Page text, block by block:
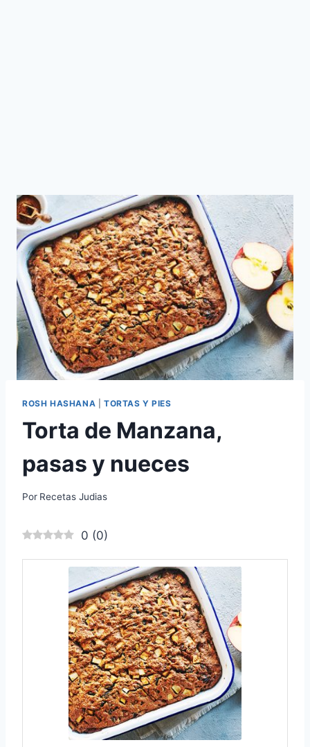
ROSH HASHANA TORTAS Y PIES
Torta de Manzana,
pasas y nueces
Por Recetas Judias
0 (0)